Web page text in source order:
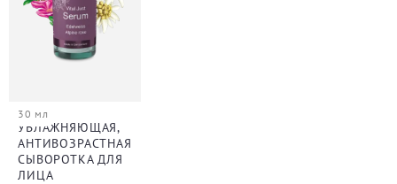
30 мл
УВЛАЖНЯЮЩАЯ,
АНТИВОЗРАСТНАЯ
СЫВОРОТКА ДЛЯ
ЛИЦА